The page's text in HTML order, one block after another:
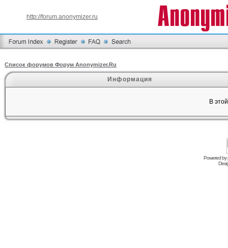
http://forum.anonymizer.ru
Список форумов Форум Anonymizer.Ru
Информация
В
Powered by